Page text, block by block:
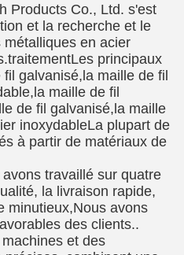
Products Co., Ltd. s'est
et la recherche et le
en acier
principaux
galvanisé,la maille de fil
maille de fil
de fil galvanisé,la maille
inoxydableLa plupart de
à partir de matériaux de
travaillé sur quatre
la livraison rapide,
minutieux,Nous avons
des clients..
et des